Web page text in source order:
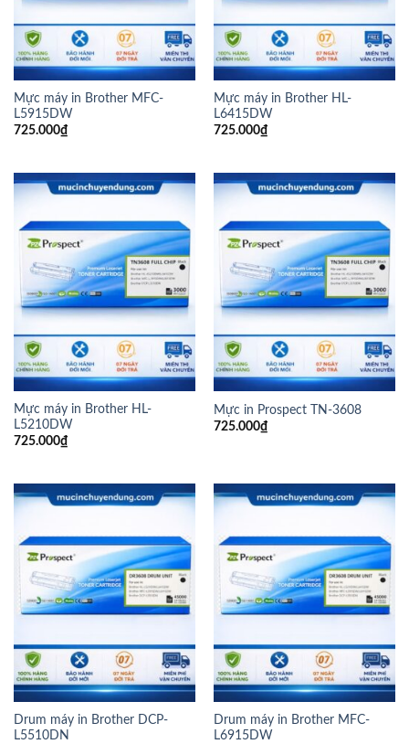
Mực máy in Brother MFC-
L5915DW
725.000₫
Mực máy in Brother HL-
L6415DW
725.000₫
Mực máy in Brother HL-
L5210DW
725.000₫
Mực in Prospect TN-3608
725.000₫
Drum máy in Brother DCP-
L5510DN
Drum máy in Brother MFC-
L6915DW